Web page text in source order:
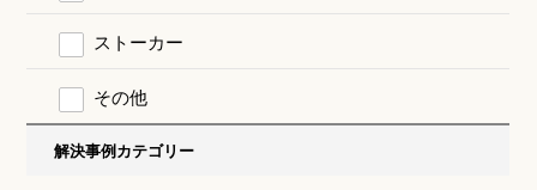
ストーカー
その他
解決事例カテゴリー